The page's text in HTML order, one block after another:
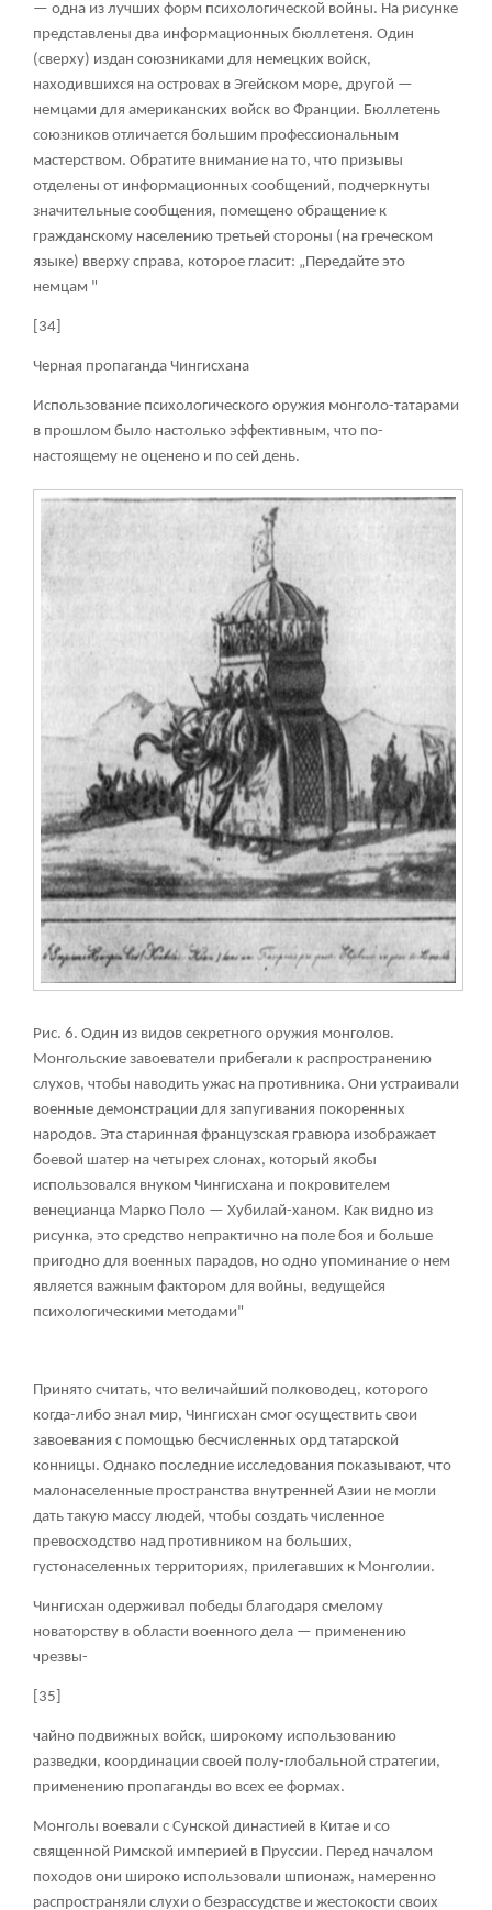
— одна из лучших форм психологической войны. На рисунке
представлены два информационных бюллетеня. Один
(сверху) издан союзниками для немецких войск,
находившихся на островах в Эгейском море, другой —
немцами для американских войск во Франции. Бюллетень
союзников отличается большим профессиональным
мастерством. Обратите внимание на то, что призывы
отделены от информационных сообщений, подчеркнуты
значительные сообщения, помещено обращение к
гражданскому населению третьей стороны (на греческом
языке) вверху справа, которое гласит: „Передайте это
немцам "
[34]
Черная пропаганда Чингисхана
Использование психологического оружия монголо-татарами
в прошлом было настолько эффективным, что по-
настоящему не оценено и по сей день.
Рис. 6. Один из видов секретного оружия монголов.
Монгольские завоеватели прибегали к распространению
слухов, чтобы наводить ужас на противника. Они устраивали
военные демонстрации для запугивания покоренных
народов. Эта старинная французская гравюра изображает
боевой шатер на четырех слонах, который якобы
использовался внуком Чингисхана и покровителем
венецианца Марко Поло — Хубилай-ханом. Как видно из
рисунка, это средство непрактично на поле боя и больше
пригодно для военных парадов, но одно упоминание о нем
является важным фактором для войны, ведущейся
психологическими методами"
Принято считать, что величайший полководец, которого
когда-либо знал мир, Чингисхан смог осуществить свои
завоевания с помощью бесчисленных орд татарской
конницы. Однако последние исследования показывают, что
малонаселенные пространства внутренней Азии не могли
дать такую массу людей, чтобы создать численное
превосходство над противником на больших,
густонаселенных территориях, прилегавших к Монголии.
Чингисхан одерживал победы благодаря смелому
новаторству в области военного дела — применению
чрезвы-
[35]
чайно подвижных войск, широкому использованию
разведки, координации своей полу-глобальной стратегии,
применению пропаганды во всех ее формах.
Монголы воевали с Сунской династией в Китае и со
священной Римской империей в Пруссии. Перед началом
походов они широко использовали шпионаж, намеренно
распространяли слухи о безрассудстве и жестокости своих